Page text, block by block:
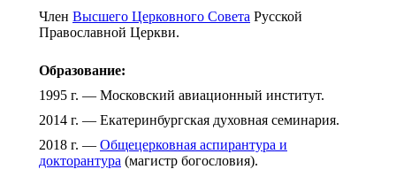
Член Высшего Церковного Совета Русской
Православной Церкви.
Образование:
1995 г. — Московский авиационный институт.
2014 г. — Екатеринбургская духовная семинария.
2018 г. — Общецерковная аспирантура и
докторантура (магистр богословия).